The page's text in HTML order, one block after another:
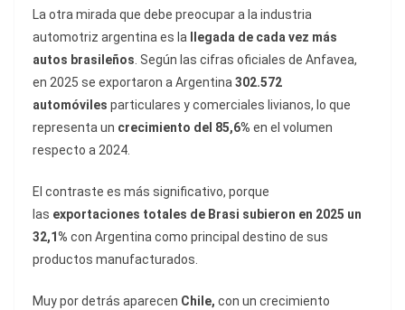
La otra mirada que debe preocupar a la industria
automotriz argentina es la
llegada de cada vez más
autos brasileños. Según las cifras oficiales de Anfavea,
en 2025 se exportaron a Argentina302.572
automóviles particulares y comerciales livianos, lo que
representa un crecimiento del 85,6% en el volumen
respecto a 2024.
El contraste es más significativo, porque
las exportaciones totales de Brasi subieron en 2025 un
32,1% con Argentina como principal destino de sus
productos manufacturados.
Muy por detrás aparecen Chile, con un crecimiento